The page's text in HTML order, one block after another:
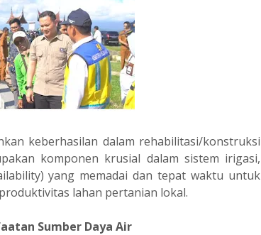
keberhasilan dalam rehabilitasi/konstruksi
komponen krusial dalam sistem irigasi,
yang memadai dan tepat waktu untuk
lahan pertanian lokal.
Sumber Daya Air